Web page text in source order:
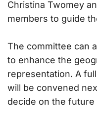
Christina Twomey
members to guide
The committee can
to enhance the
representation. A
will be convened
decide on the